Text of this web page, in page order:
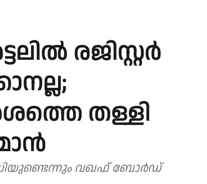
രജിസ്റ്റർ
തള്ളി
വഖഫ് ബോർഡ്